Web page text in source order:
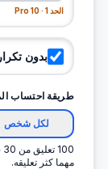
الحد 1 · Pro 10
بدون
طريقة احتساب
لكل شخص
مهما كثر تعليقه.